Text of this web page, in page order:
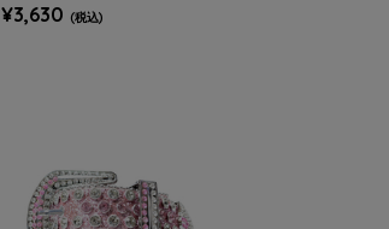
¥3,630 (税込)